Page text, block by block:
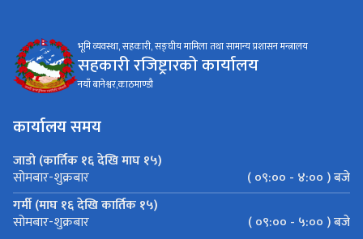
भूमि व्यवस्था, सहकारी, सङ्घीय मामिला तथा सामान्य प्रशासन मन्त्रालय
सहकारी रजिष्ट्रारको कार्यालय
नयाँ बानेश्वर,काठमाण्डौ
कार्यालय समय
जाडो (कार्तिक १६ देखि माघ १५)
सोमबार-शुक्रबार
( ०९:०० - ४:०० ) बजे
गर्मी (माघ १६ देखि कार्तिक १५)
सोमबार-शुक्रबार ( ०९:०० - ५:०० ) बजे